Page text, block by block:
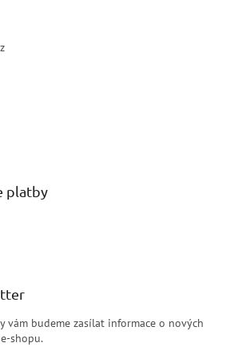
platby
vám budeme zasílat informace o nových
shopu.